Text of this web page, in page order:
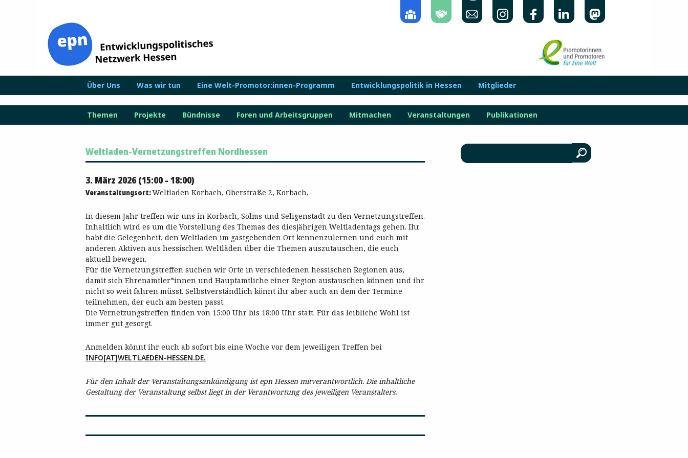
Über Uns Was wir tun Eine Welt-Promotor:innen-Programm Entwicklungspolitik in Hessen Mitglieder
Themen Projekte Bündnisse Foren und Arbeitsgruppen Mitmachen Veranstaltungen Publikationen
Weltladen-Vernetzungstreffen Nordhessen
3. März 2026 (15:00 - 18:00)
Veranstaltungsort:Weltladen Korbach, Oberstraße 2, Korbach,
In diesem Jahr treffen wir uns in Korbach, Solms und Seligenstadt zu den Vernetzungstreffen.
Inhaltlich wird es um die Vorstellung des Themas des diesjährigen Weltladentags gehen. Ihr
habt die Gelegenheit, den Weltladen im gastgebenden Ort kennenzulernen und euch mit
anderen Aktiven aus hessischen Weltläden über die Themen auszutauschen, die euch
aktuell bewegen.
Für die Vernetzungstreffen suchen wir Orte in verschiedenen hessischen Regionen aus,
damit sich Ehrenamtler*innen und Hauptamtliche einer Region austauschen können und ihr
nicht so weit fahren müsst. Selbstverständlich könnt ihr aber auch an dem der Termine
teilnehmen, der euch am besten passt.
Die Vernetzungstreffen finden von 15:00 Uhr bis 18:00 Uhr statt. Für das leibliche Wohl ist
immer gut gesorgt.
Anmelden könnt ihr euch ab sofort bis eine Woche vor dem jeweiligen Treffen bei
INFO[AT]WELTLAEDEN-HESSEN.DE.
Für den Inhalt der Veranstaltungsankündigung ist epn Hessen mitverantwortlich. Die inhaltliche
Gestaltung der Veranstaltung selbst liegt in der Verantwortung des jeweiligen Veranstalters.